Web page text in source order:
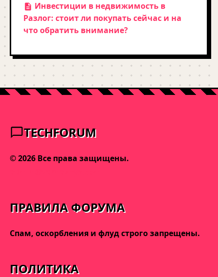
Инвестиции в недвижимость в
Разлог: стоит ли покупать сейчас и на
что обратить внимание?
TECHFORUM
© 2026 Все права защищены.
ПРАВИЛА ФОРУМА
Спам, оскорбления и флуд строго запрещены.
ПОЛИТИКА